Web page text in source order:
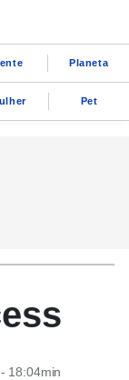
Planeta
Pet
18:04min